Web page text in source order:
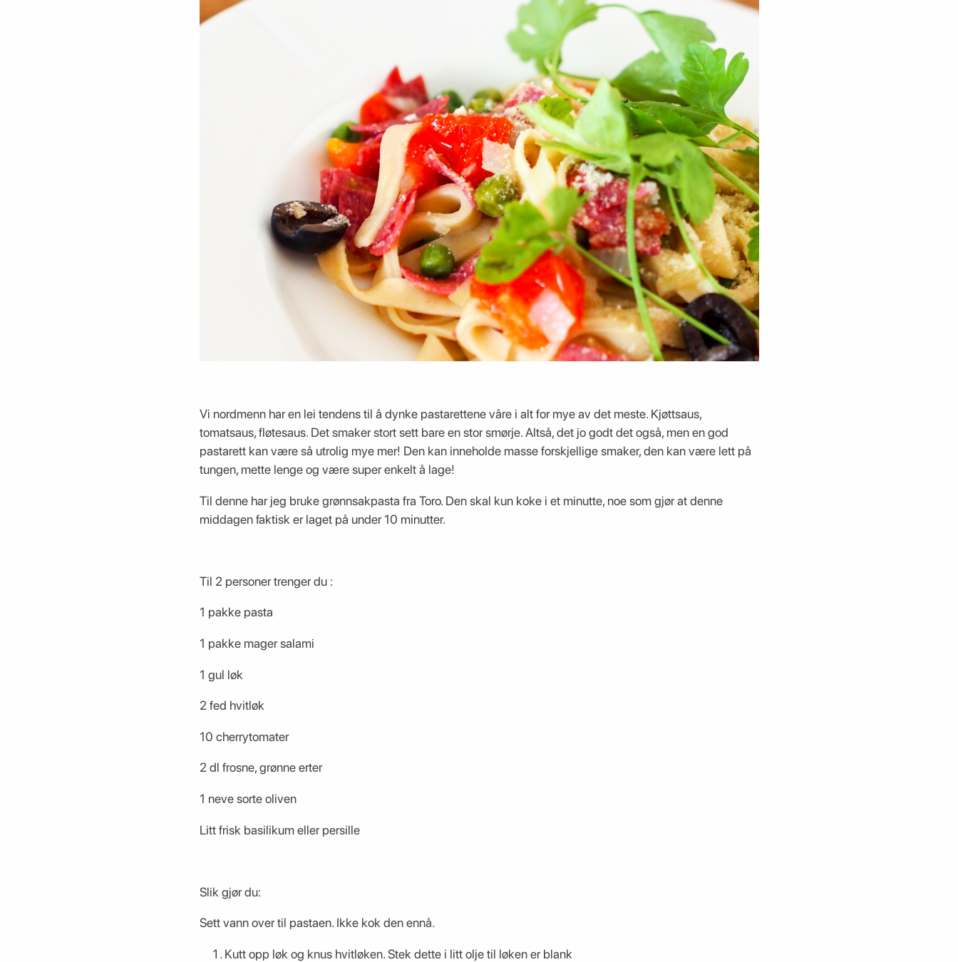
Vi nordmenn har en lei tendens til å dynke pastarettene våre i alt for mye av det meste. Kjøttsaus,
tomatsaus, fløtesaus. Det smaker stort sett bare en stor smørje. Altså, det jo godt det også, men en god
pastarett kan være så utrolig mye mer! Den kan inneholde masse forskjellige smaker, den kan være lett på
tungen, mette lenge og være super enkelt å lage!
Til denne har jeg bruke grønnsakpasta fra Toro. Den skal kun koke i et minutte, noe som gjør at denne
middagen faktisk er laget på under 10 minutter.
Til 2 personer trenger du :
1 pakke pasta
1 pakke mager salami
1 gul løk
2 fed hvitløk
10 cherrytomater
2 dl frosne, grønne erter
1 neve sorte oliven
Litt frisk basilikum eller persille
Slik gjør du:
Sett vann over til pastaen. Ikke kok den ennå.
Kutt opp løk og knus hvitløken. Stek dette i litt olje til løken er blank